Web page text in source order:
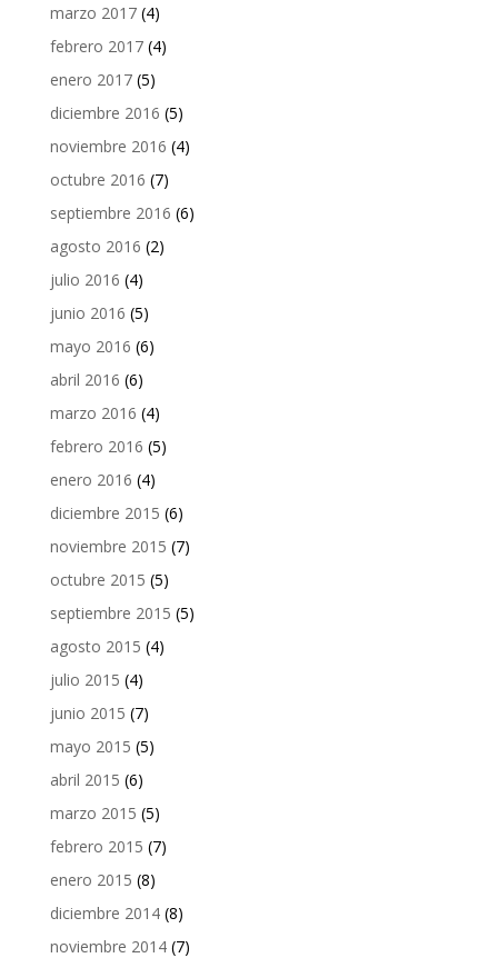
marzo 2017(4)
febrero 2017(4)
enero 2017(5)
diciembre 2016 (5)
noviembre 2016 (4)
octubre 2016 (7)
septiembre 2016 (6)
agosto 2016 (2)
julio 2016 (4)
junio 2016 (5)
mayo 2016 (6)
abril 2016 (6)
marzo 2016 (4)
febrero 2016 (5)
enero 2016 (4)
diciembre 2015 (6)
noviembre 2015 (7)
octubre 2015 (5)
septiembre 2015 (5)
agosto 2015 (4)
julio 2015 (4)
junio 2015 (7)
mayo 2015 (5)
abril 2015 (6)
marzo 2015 (5)
febrero 2015 (7)
enero 2015 (8)
diciembre 2014(8)
noviembre 2014(7)